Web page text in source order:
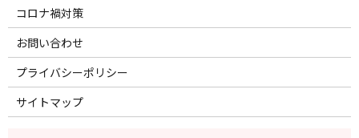
コロナ禍対策
お問い合わせ
プライバシーポリシー
サイトマップ